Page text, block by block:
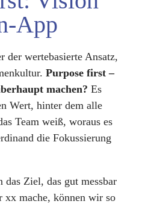
App
der wertebasierte Ansatz,
Purpose first –
machen? Es
Wert, hinter dem alle
Team weiß, woraus es
die Fokussierung
das Ziel, das gut messbar
xx mache, können wir so